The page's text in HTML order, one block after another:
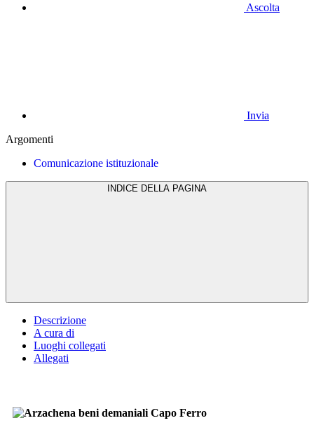
Ascolta
Invia
Argomenti
Comunicazione istituzionale
Descrizione
A cura di
Luoghi collegati
Allegati